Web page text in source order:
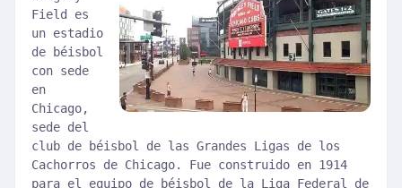
Field es
un estadio
de béisbol
con sede
en
Chicago,
sede del
club de béisbol de las Grandes Ligas de los
Cachorros de Chicago. Fue construido en 1914
para el equipo de béisbol de la Liga Federal de